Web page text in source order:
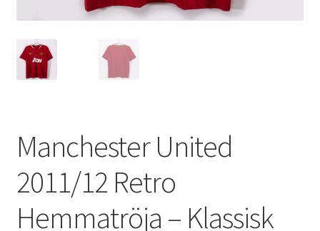
Manchester United
2011/12 Retro
Hemmatröja – Klassisk